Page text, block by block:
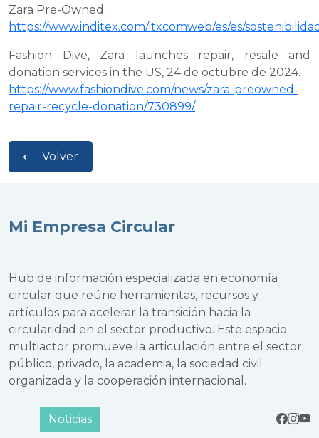
Zara Pre-Owned.
https://www.inditex.com/itxcomweb/es/es/
Fashion Dive, Zara launches repair, resale and
donation services in the US, 24 de octubre de 2024.
https://www.fashiondive.com/news/zara-preowned-
repair-recycle-donation/730899/
⟵ Volver
Mi Empresa Circular
Hub de información especializada en economía
circular que reúne herramientas, recursos y
artículos para acelerar la transición hacia la
circularidad en el sector productivo. Este espacio
multiactor promueve la articulación entre el sector
público, privado, la academia, la sociedad civil
organizada y la cooperación internacional.
Noticias